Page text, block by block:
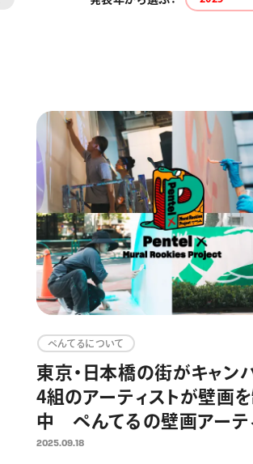
ーズ
ぺんてるについて
東京・日本橋の街がキャン
4組のアーティストが壁画
中 ぺんてるの壁画アーテ
育成プログラム「Pentel ×
2025.09.18